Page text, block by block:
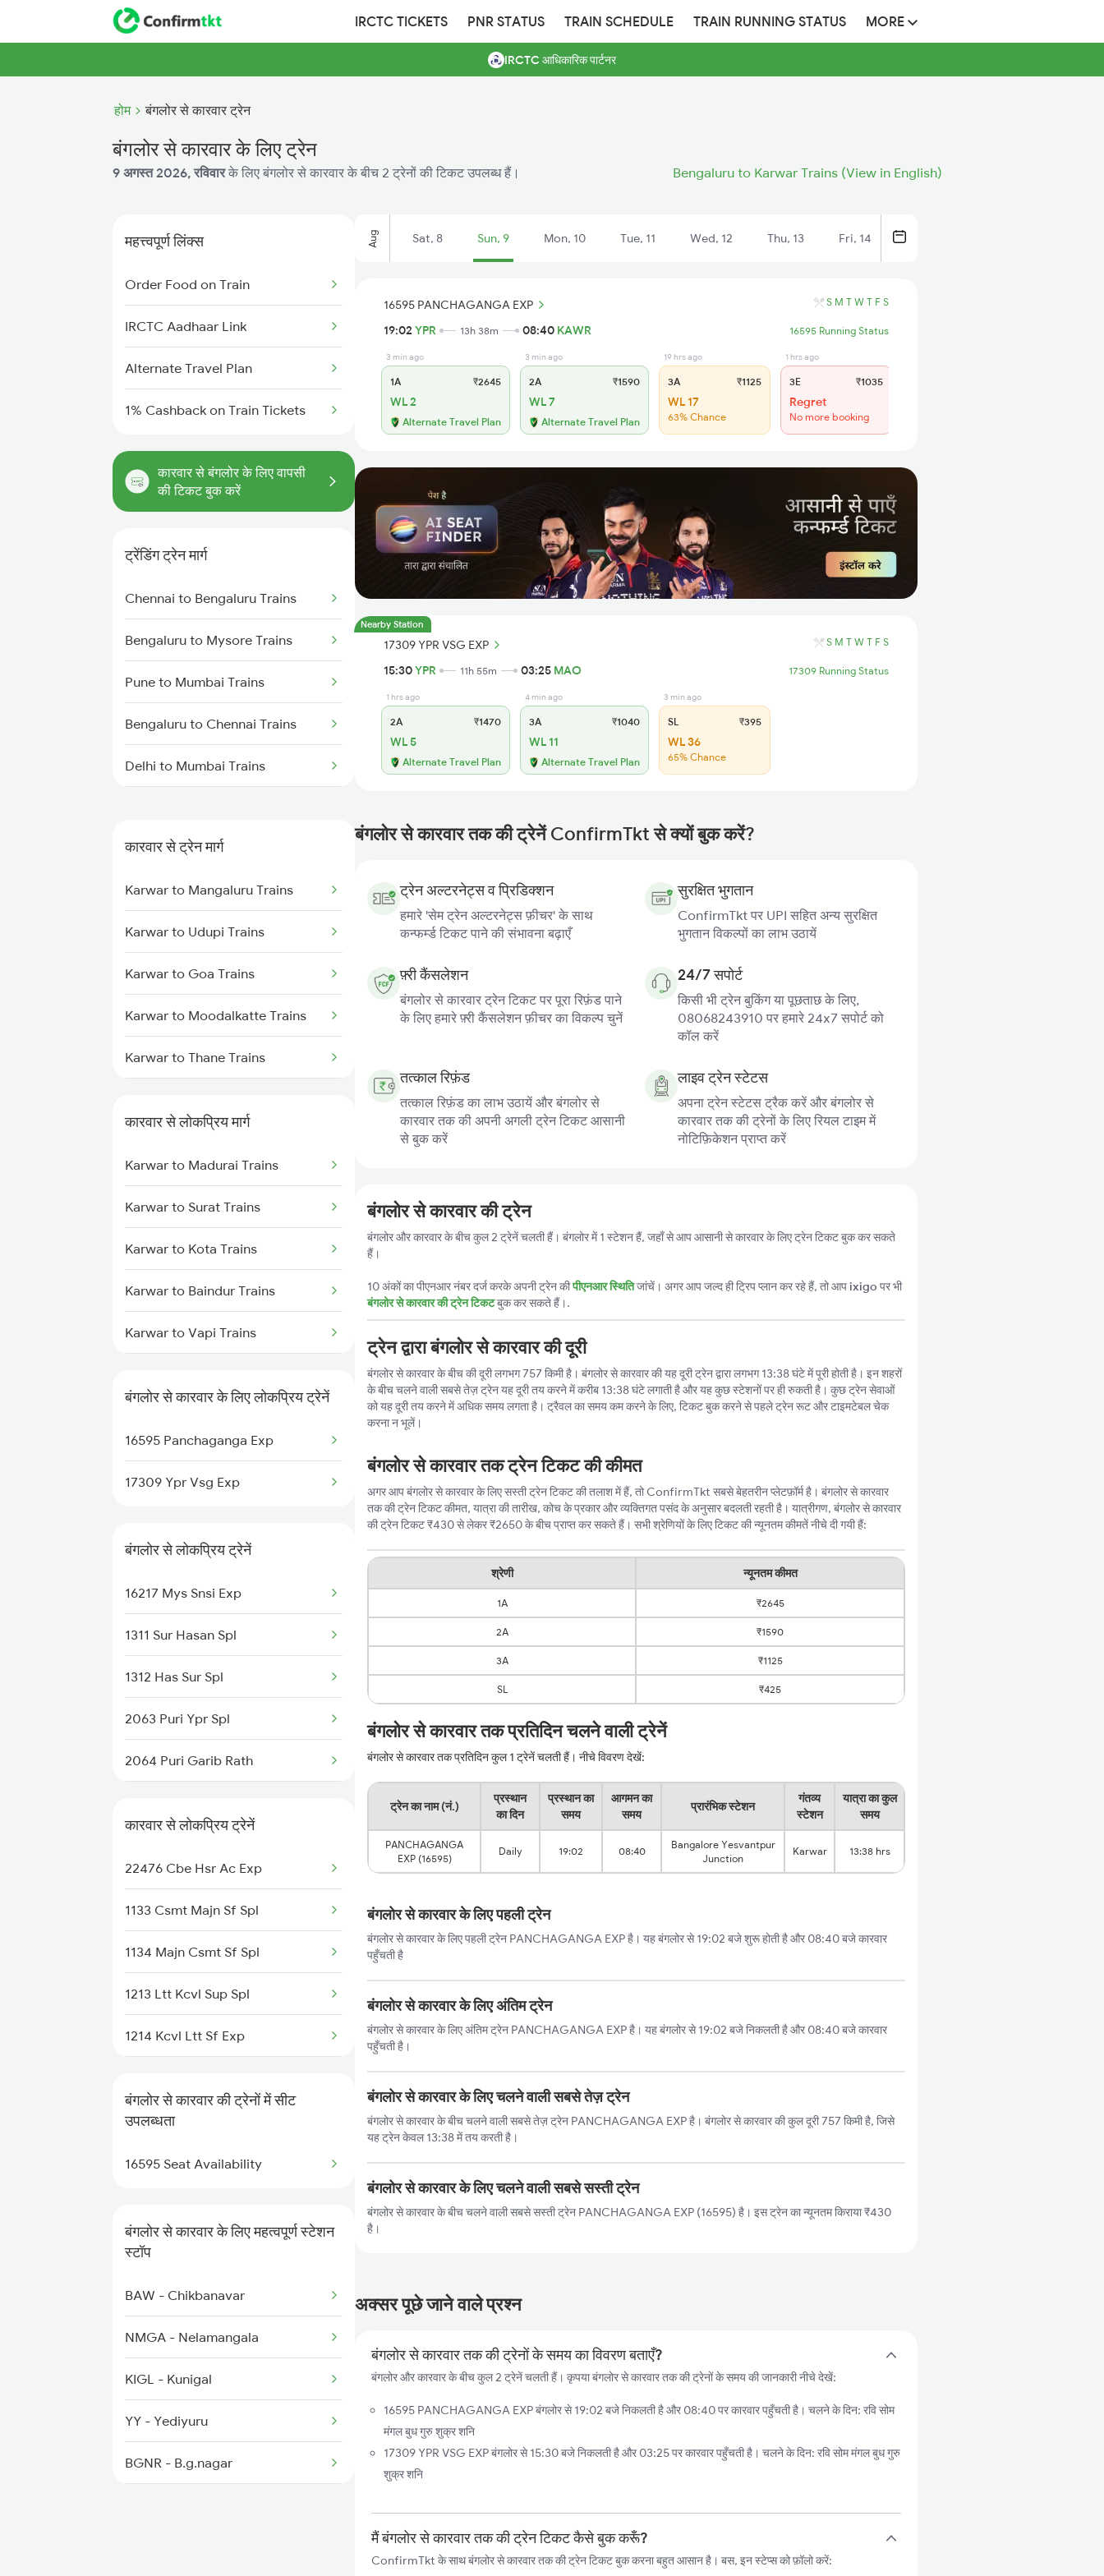
IRCTC TICKETS PNR STATUS TRAIN SCHEDULE TRAIN RUNNING STATUS MORE
IRCTC आधिकारिक पार्टनर
होम बंगलोर से कारवार ट्रेन
बंगलोर से कारवार के लिए ट्रेन
9 अगस्त 2026, रविवारके लिए बंगलोर से कारवार के बीच 2 ट्रेनों की टिकट उपलब्ध हैं। Bengaluru to Karwar Trains (View in English)
महत्त्वपूर्ण लिंक्स
Order Food on Train
IRCTC Aadhaar Link
Alternate Travel Plan
1% Cashback on Train Tickets
कारवार से बंगलोर के लिए वापसी
की टिकट बुक करें
ट्रेंडिंग ट्रेन मार्ग
Chennai to Bengaluru Trains
Bengaluru to Mysore Trains
Pune to Mumbai Trains
Bengaluru to Chennai Trains
Delhi to Mumbai Trains
Delhi to Jammu Trains
Mumbai to Delhi Trains
Mumbai to Goa Trains
Chennai to Coimbatore Trains
कारवार से ट्रेन मार्ग
Karwar to Mangaluru Trains
Karwar to Udupi Trains
Karwar to Goa Trains
Karwar to Moodalkatte Trains
Karwar to Thane Trains
कारवार से लोकप्रिय मार्ग
Karwar to Madurai Trains
Karwar to Surat Trains
Karwar to Kota Trains
Karwar to Baindur Trains
Karwar to Vapi Trains
Karwar to Shravanabelagola
Trains
Karwar to Holenarasipur Trains
Karwar to Kelbaiwadi Trains
Karwar to Belagavi Trains
Karwar to Nagercoil Trains
बंगलोर से कारवार के लिए लोकप्रिय ट्रेनें
16595 Panchaganga Exp
17309 Ypr Vsg Exp
बंगलोर से लोकप्रिय ट्रेनें
16217 Mys Snsi Exp
1311 Sur Hasan Spl
1312 Has Sur Spl
2063 Puri Ypr Spl
2064 Puri Garib Rath
2089 Janshatabdi Exp
2090 Janshatabdi Exp
2253 Ypr Bgp Fest Spl
2539 Ypr Lko Fest Spl
2551 Yprkyq Ac Exp
2552 Kyq Ypr Ac Spl
कारवार से लोकप्रिय ट्रेनें
22476 Cbe Hsr Ac Exp
1133 Csmt Majn Sf Spl
1134 Majn Csmt Sf Spl
1213 Ltt Kcvl Sup Spl
1214 Kcvl Ltt Sf Exp
2432 Nzm Tvc Spl
2475 Hsr Cbe Ac Spl
2617 Mangladweep Exp
2618 Mngla Lksdp Spl
2619 Ltt Maq Sup Spl
2620 Maq Ltt Festspl
2977 Ers Aii Express
2978 Maru Sagar Spl
बंगलोर से कारवार की ट्रेनों में सीट
उपलब्धता
16595 Seat Availability
बंगलोर से कारवार के लिए महत्वपूर्ण स्टेशन
स्टॉप
BAW - Chikbanavar
NMGA - Nelamangala
KIGL - Kunigal
YY - Yediyuru
BGNR - B.g.nagar
Aug Sat, 8 Sun, 9 Mon, 10 Tue, 11 Wed, 12 Thu, 13 Fri, 14
16595 PANCHAGANGA EXP S M T W T F S
19:02 YPR 13h 38m 08:40 KAWR 16595 Running Status
3 min ago
1A ₹2645
WL 2
Alternate Travel Plan
3 min ago
2A ₹1590
WL 7
Alternate Travel Plan
19 hrs ago
3A ₹1125
WL 17
63% Chance
1 hrs ago
3E ₹1035
Regret
No more booking
Nearby Station
17309 YPR VSG EXP S M T W T F S
15:30YPR 11h 55m 03:25 MAO 17309 Running Status
1 hrs ago
2A ₹1470
WL 5
Alternate Travel Plan
4 min ago
3A ₹1040
WL 11
Alternate Travel Plan
3 min ago
SL ₹395
WL 36
65% Chance
बंगलोर से कारवार तक की ट्रेनें ConfirmTkt से क्यों बुक करें?
ट्रेन अल्टरनेट्स व प्रिडिक्शन
हमारे 'सेम ट्रेन अल्टरनेट्स फ़ीचर' के साथ
कन्फर्म्ड टिकट पाने की संभावना बढ़ाएँ
सुरक्षित भुगतान
ConfirmTkt पर UPI सहित अन्य सुरक्षित
भुगतान विकल्पों का लाभ उठायें
फ़्री कैंसलेशन
बंगलोर से कारवार ट्रेन टिकट पर पूरा रिफ़ंड पाने
के लिए हमारे फ़्री कैंसलेशन फ़ीचर का विकल्प चुनें
24/7 सपोर्ट
किसी भी ट्रेन बुकिंग या पूछताछ के लिए,
08068243910 पर हमारे 24x7 सपोर्ट को
कॉल करें
तत्काल रिफ़ंड
तत्काल रिफ़ंड का लाभ उठायें और बंगलोर से
कारवार तक की अपनी अगली ट्रेन टिकट आसानी
से बुक करें
लाइव ट्रेन स्टेटस
अपना ट्रेन स्टेटस ट्रैक करें और बंगलोर से
कारवार तक की ट्रेनों के लिए रियल टाइम में
नोटिफ़िकेशन प्राप्त करें
बंगलोर से कारवार की ट्रेन
बंगलोर और कारवार के बीच कुल 2 ट्रेनें चलती हैं। बंगलोर में 1 स्टेशन हैं, जहाँ से आप आसानी से कारवार के लिए ट्रेन टिकट बुक कर सकते
हैं।
10 अंकों का पीएनआर नंबर दर्ज करके अपनी ट्रेन कीपीएनआर स्थितिजांचें। अगर आप जल्द ही ट्रिप प्लान कर रहे हैं, तो आप ixigoपर भी
बंगलोर से कारवार की ट्रेन टिकटबुक कर सकते हैं।.
ट्रेन द्वारा बंगलोर से कारवार की दूरी
बंगलोर से कारवार के बीच की दूरी लगभग 757 किमी है। बंगलोर से कारवार की यह दूरी ट्रेन द्वारा लगभग 13:38 घंटे में पूरी होती है। इन शहरों
के बीच चलने वाली सबसे तेज़ ट्रेन यह दूरी तय करने में करीब 13:38 घंटे लगाती है और यह कुछ स्टेशनों पर ही रुकती है। कुछ ट्रेन सेवाओं
को यह दूरी तय करने में अधिक समय लगता है। ट्रैवल का समय कम करने के लिए, टिकट बुक करने से पहले ट्रेन रूट और टाइमटेबल चेक
करना न भूलें।
बंगलोर से कारवार तक ट्रेन टिकट की कीमत
अगर आप बंगलोर से कारवार के लिए सस्ती ट्रेन टिकट की तलाश में हैं, तो ConfirmTkt सबसे बेहतरीन प्लेटफ़ॉर्म है। बंगलोर से कारवार
तक की ट्रेन टिकट कीमत, यात्रा की तारीख, कोच के प्रकार और व्यक्तिगत पसंद के अनुसार बदलती रहती है। यात्रीगण, बंगलोर से कारवार
की ट्रेन टिकट ₹430 से लेकर ₹2650 के बीच प्राप्त कर सकते हैं। सभी श्रेणियों के लिए टिकट की न्यूनतम कीमतें नीचे दी गयी हैं:
श्रेणी न्यूनतम कीमत
1A ₹2645
2A ₹1590
3A ₹1125
SL ₹425
बंगलोर से कारवार तक प्रतिदिन चलने वाली ट्रेनें
बंगलोर से कारवार तक प्रतिदिन कुल 1 ट्रेनें चलती हैं। नीचे विवरण देखें:
ट्रेन का नाम (नं.)
प्रस्थान
का दिन
प्रस्थान का
समय
आगमन का
समय
प्रारंभिक स्टेशन
गंतव्य
स्टेशन
यात्रा का कुल
समय
PANCHAGANGA
EXP (16595)
Daily 19:02 08:40
Bangalore Yesvantpur
Junction
Karwar 13:38 hrs
बंगलोर से कारवार के लिए पहली ट्रेन
बंगलोर से कारवार के लिए पहली ट्रेन PANCHAGANGA EXP है। यह बंगलोर से 19:02 बजे शुरू होती है और 08:40 बजे कारवार
पहुँचती है
बंगलोर से कारवार के लिए अंतिम ट्रेन
बंगलोर से कारवार के लिए अंतिम ट्रेन PANCHAGANGA EXP है। यह बंगलोर से 19:02 बजे निकलती है और 08:40 बजे कारवार
पहुँचती है।
बंगलोर से कारवार के लिए चलने वाली सबसे तेज़ ट्रेन
बंगलोर से कारवार के बीच चलने वाली सबसे तेज़ ट्रेन PANCHAGANGA EXP है। बंगलोर से कारवार की कुल दूरी 757 किमी है, जिसे
यह ट्रेन केवल 13:38 में तय करती है।
बंगलोर से कारवार के लिए चलने वाली सबसे सस्ती ट्रेन
बंगलोर से कारवार के बीच चलने वाली सबसे सस्ती ट्रेन PANCHAGANGA EXP (16595) है। इस ट्रेन का न्यूनतम किराया ₹430
है।
अक्सर पूछे जाने वाले प्रश्न
बंगलोर से कारवार तक की ट्रेनों के समय का विवरण बताएँ?
बंगलोर और कारवार के बीच कुल 2 ट्रेनें चलती हैं। कृपया बंगलोर से कारवार तक की ट्रेनों के समय की जानकारी नीचे देखें:
16595 PANCHAGANGA EXP बंगलोर से 19:02 बजे निकलती है और 08:40 पर कारवार पहुँचती है। चलने के दिन: रवि सोम
मंगल बुध गुरु शुक्र शनि
17309 YPR VSG EXP बंगलोर से 15:30 बजे निकलती है और 03:25 पर कारवार पहुँचती है। चलने के दिन: रवि सोम मंगल बुध गुरु
शुक्र शनि
मैं बंगलोर से कारवार तक की ट्रेन टिकट कैसे बुक करूँ?
ConfirmTkt के साथ बंगलोर से कारवार तक की ट्रेन टिकट बुक करना बहुत आसान है। बस, इन स्टेप्स को फ़ॉलो करें: